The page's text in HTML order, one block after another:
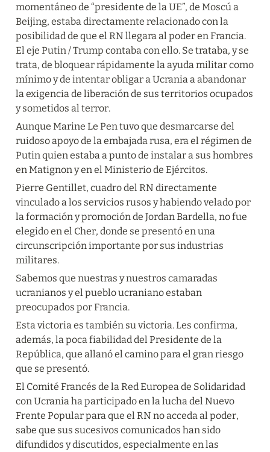
momentáneo de “presidente de la UE”, de Moscú a
Beijing, estaba directamente relacionado con la
posibilidad de que el RN llegara al poder en Francia.
El eje Putin / Trump contaba con ello. Se trataba, y se
trata, de bloquear rápidamente la ayuda militar como
mínimo y de intentar obligar a Ucrania a abandonar
la exigencia de liberación de sus territorios ocupados
y sometidos al terror.
Aunque Marine Le Pen tuvo que desmarcarse del
ruidoso apoyo de la embajada rusa, era el régimen de
Putin quien estaba a punto de instalar a sus hombres
en Matignon y en el Ministerio de Ejércitos.
Pierre Gentillet, cuadro del RN directamente
vinculado a los servicios rusos y habiendo velado por
la formación y promoción de Jordan Bardella, no fue
elegido en el Cher, donde se presentó en una
circunscripción importante por sus industrias
militares.
Sabemos que nuestras y nuestros camaradas
ucranianos y el pueblo ucraniano estaban
preocupados por Francia.
Esta victoria es también su victoria. Les confirma,
además, la poca fiabilidad del Presidente de la
República, que allanó el camino para el gran riesgo
que se presentó.
El Comité Francés de la Red Europea de Solidaridad
con Ucrania ha participado en la lucha del Nuevo
Frente Popular para que el RN no acceda al poder,
sabe que sus sucesivos comunicados han sido
difundidos y discutidos, especialmente en las